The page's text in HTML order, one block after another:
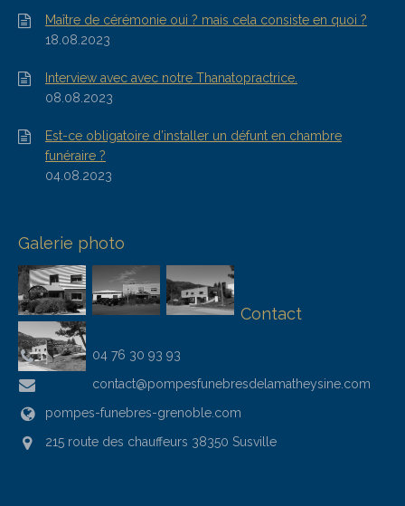
Maître de cérémonie oui ? mais cela consiste en quoi ?
18.08.2023
Interview avec avec notre Thanatopractrice.
08.08.2023
Est-ce obligatoire d’installer un défunt en chambre
funéraire ?
04.08.2023
Galerie photo
Contact
04 76 30 93 93
contact@pompesfunebresdelamatheysine.com
pompes-funebres-grenoble.com
215 route des chauffeurs 38350 Susville